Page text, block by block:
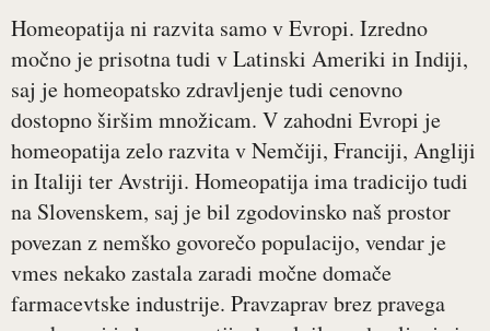
Homeopatija ni razvita samo v Evropi. Izredno
močno je prisotna tudi v Latinski Ameriki in Indiji,
saj je homeopatsko zdravljenje tudi cenovno
dostopno širšim množicam. V zahodni Evropi je
homeopatija zelo razvita v Nemčiji, Franciji, Angliji
in Italiji ter Avstriji. Homeopatija ima tradicijo tudi
na Slovenskem, saj je bil zgodovinsko naš prostor
povezan z nemško govorečo populacijo, vendar je
vmes nekako zastala zaradi močne domače
farmacevtske industrije. Pravzaprav brez pravega